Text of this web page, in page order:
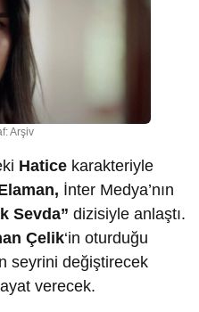
Arşiv
Hatice karakteriyle
İnter Medya’nın
Sevda” dizisiyle anlaştı.
Çelik‘in oturduğu
seyrini değiştirecek
verecek.